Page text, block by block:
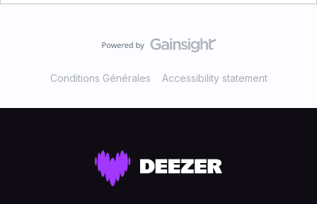
Conditions Générales Accessibility statement